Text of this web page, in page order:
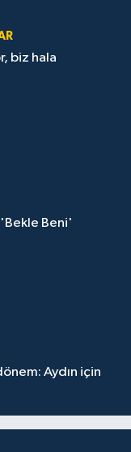
biz hala
'Bekle Beni'
Aydın için